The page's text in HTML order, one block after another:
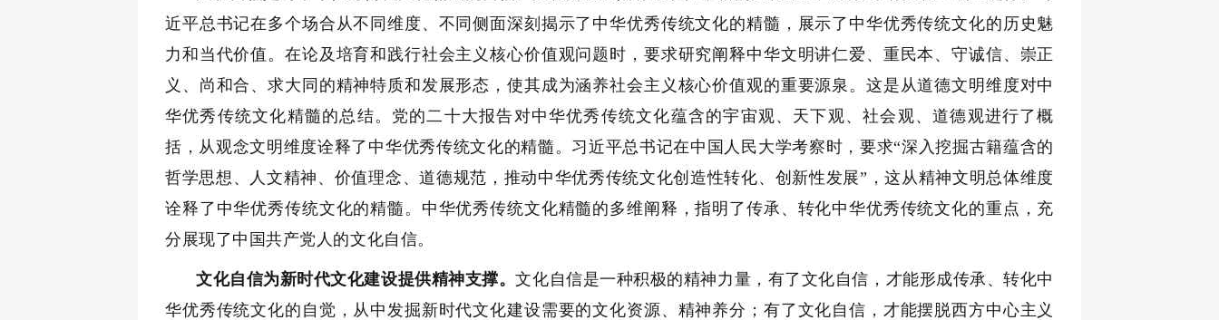
近平总书记在多个场合从不同维度、不同侧面深刻揭示了中华优秀传统文化的精髓，展示了中华优秀传统文化的历史魅
力和当代价值。在论及培育和践行社会主义核心价值观问题时，要求研究阐释中华文明讲仁爱、重民本、守诚信、崇正
义、尚和合、求大同的精神特质和发展形态，使其成为涵养社会主义核心价值观的重要源泉。这是从道德文明维度对中
华优秀传统文化精髓的总结。党的二十大报告对中华优秀传统文化蕴含的宇宙观、天下观、社会观、道德观进行了概
括，从观念文明维度诠释了中华优秀传统文化的精髓。习近平总书记在中国人民大学考察时，要求“深入挖掘古籍蕴含的
哲学思想、人文精神、价值理念、道德规范，推动中华优秀传统文化创造性转化、创新性发展”，这从精神文明总体维度
诠释了中华优秀传统文化的精髓。中华优秀传统文化精髓的多维阐释，指明了传承、转化中华优秀传统文化的重点，充
分展现了中国共产党人的文化自信。
文化自信为新时代文化建设提供精神支撑。文化自信是一种积极的精神力量，有了文化自信，才能形成传承、转化中
华优秀传统文化的自觉，从中发掘新时代文化建设需要的文化资源、精神养分；有了文化自信，才能摆脱西方中心主义